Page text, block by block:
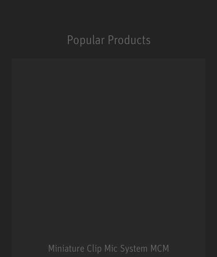
Popular Products
Miniature Clip Mic System MCM